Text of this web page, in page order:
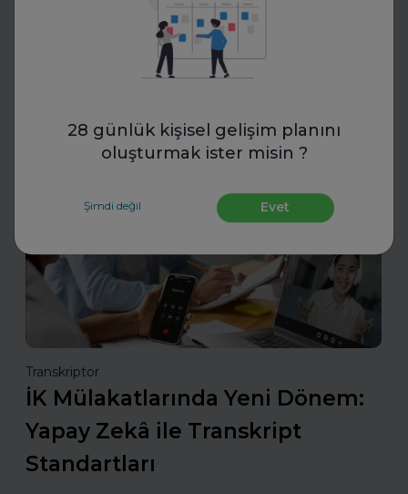
28 günlük kişisel gelişim planını
oluşturmak ister misin ?
Şimdi değil Evet
ve Kariyer Koçluğu
Uzman koçlarla geleceğe hazırlanın. FurtherUp’ın
öğrenci ve kariyer koçluğu ile hedeflerinizi netleştirin,
Daha fazla oku
Transkriptor
İK Mülakatlarında Yeni Dönem:
Yapay Zekâ ile Transkript
Standartları